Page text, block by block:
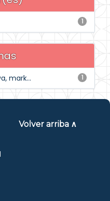
1
1
mark...
Volver arriba ∧